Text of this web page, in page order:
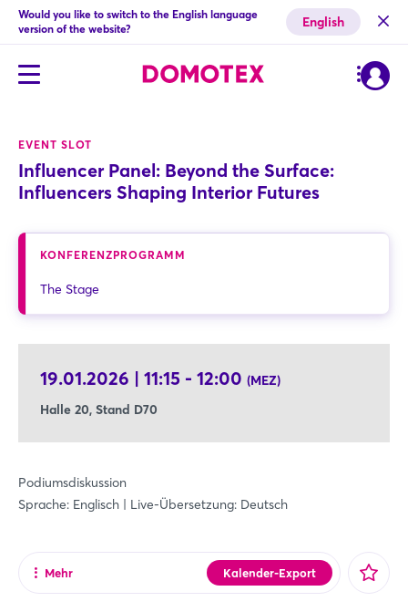
Would you like to switch to the English language
version of the website?
English
EVENT SLOT
Influencer Panel: Beyond the Surface:
Influencers Shaping Interior Futures
KONFERENZPROGRAMM
The Stage
19.01.2026 | 11:15 - 12:00 (MEZ)
Halle 20, Stand D70
Podiumsdiskussion
Sprache: Englisch | Live-Übersetzung: Deutsch
Kalender-Export
Mehr